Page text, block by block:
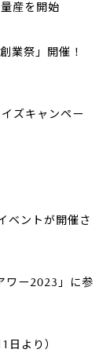
産を開始
業祭」開催！
ズキャンペー
ベントが開催さ
ワー2023」に参
日より）